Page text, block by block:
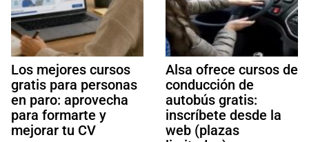
Los mejores cursos
gratis para personas
en paro: aprovecha
para formarte y
mejorar tu CV
Alsa ofrece cursos de
conducción de
autobús gratis:
inscríbete desde la
web (plazas